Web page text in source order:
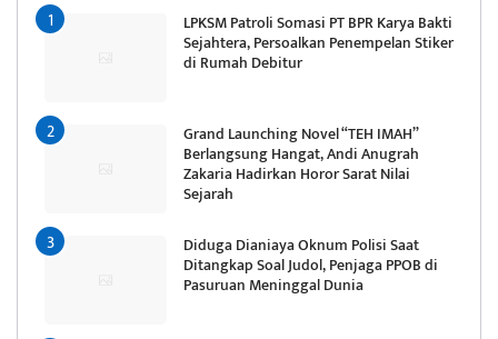
LPKSM Patroli Somasi PT BPR Karya Bakti
Sejahtera, Persoalkan Penempelan Stiker
di Rumah Debitur
Grand Launching Novel “TEH IMAH”
Berlangsung Hangat, Andi Anugrah
Zakaria Hadirkan Horor Sarat Nilai
Sejarah
Diduga Dianiaya Oknum Polisi Saat
Ditangkap Soal Judol, Penjaga PPOB di
Pasuruan Meninggal Dunia